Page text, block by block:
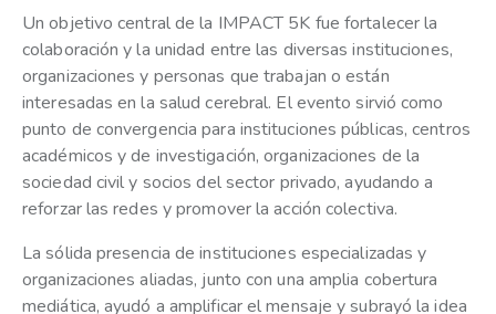
Un objetivo central de la IMPACT 5K fue fortalecer la
colaboración y la unidad entre las diversas instituciones,
organizaciones y personas que trabajan o están
interesadas en la salud cerebral. El evento sirvió como
punto de convergencia para instituciones públicas, centros
académicos y de investigación, organizaciones de la
sociedad civil y socios del sector privado, ayudando a
reforzar las redes y promover la acción colectiva.
La sólida presencia de instituciones especializadas y
organizaciones aliadas, junto con una amplia cobertura
mediática, ayudó a amplificar el mensaje y subrayó la idea